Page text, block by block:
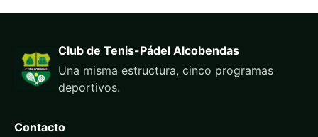
Club de Tenis-Pádel Alcobendas
Una misma estructura, cinco programas
deportivos.
Contacto